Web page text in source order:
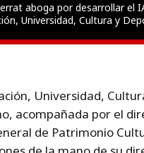
aboga por desarrollar el
Universidad, Cultura y
Universidad,
acompañada por el
de Patrimonio